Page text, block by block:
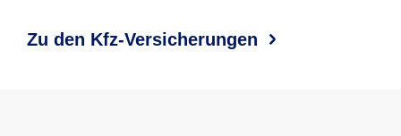
Zu den Kfz-Versicherungen